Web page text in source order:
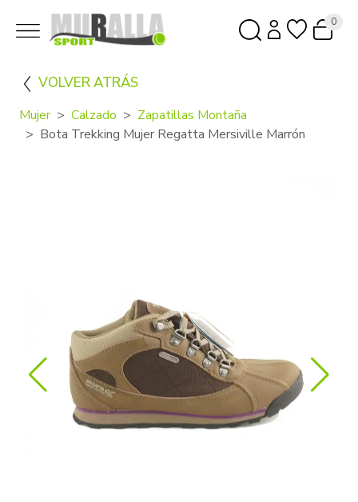
0
VOLVER ATRÁS
Mujer Calzado
Zapatillas Montaña
Bota Trekking Mujer Regatta Mersiville Marrón